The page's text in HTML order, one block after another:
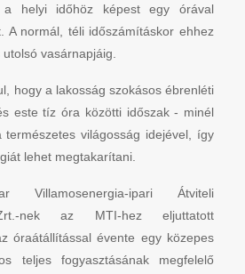
a helyi időhöz képest egy órával
A normál, téli időszámításkor ehhez
vasárnapjáig.
hogy a lakosság szokásos ébrenléti
este tíz óra közötti időszak - minél
természetes világosság idejével, így
lehet megtakarítani.
ipari Átviteli
nek az MTI-hez eljuttatott
óraátállítással évente egy közepes
teljes fogyasztásának megfelelő